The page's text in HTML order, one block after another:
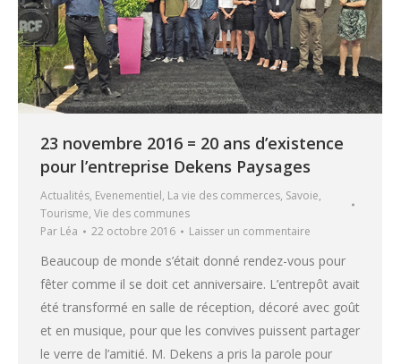
23 novembre 2016 = 20 ans d’existence
pour l’entreprise Dekens Paysages
Actualités, Evenementiel, La vie des commerces, Savoie,
Tourisme, Vie des communes
Par Léa 22 octobre 2016 Laisser un commentaire
Beaucoup de monde s’était donné rendez-vous pour
fêter comme il se doit cet anniversaire. L’entrepôt avait
été transformé en salle de réception, décoré avec goût
et en musique, pour que les convives puissent partager
le verre de l’amitié. M. Dekens a pris la parole pour